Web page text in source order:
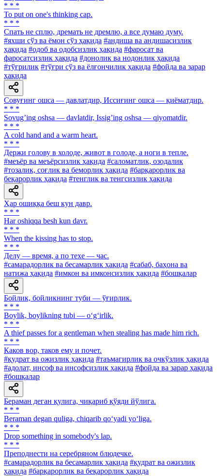
* * *
To put on one's thinking cap.
* * *
Спать не сплю, дремать не дремлю, а все думаю думу.
#яхши сўз ва ёмон сўз ҳақида #андиша ва андишасизлик
ҳақида #одоб ва одобсизлик ҳақида #фаросат ва
фаросатсизлик ҳақида #донолик ва нодонлик ҳақида
#тўғрилик #тўғри сўз ва ёлғончилик ҳақида #фойда ва зарар
ҳақида
Совуғинг ошса — давлатдир, Иссиғинг ошса — қиёматдир.
* * *
Sovugʼing oshsa — davlatdir, Issigʼing oshsa — qiyomatdir.
* * *
A cold hand and a warm heart.
* * *
Держи голову в холоде, живот в голоде, а ноги в тепле.
#меъёр ва меъёрсизлик ҳақида #саломатлик, озодалик
#тозалик, соғлик ва беморлик ҳақида #барқарорлик ва
беқарорлик ҳақида #тенглик ва тенгсизлик ҳақида
Ҳар ошиққа беш кун давр.
* * *
Har oshiqqa besh kun davr.
* * *
When the kissing has to stop.
* * *
Делу — время, а по техе — час.
#самарадорлик ва бесамарлик ҳақида #сабаб, баҳона ва
натижа ҳақида #имкон ва имконсизлик ҳақида #бошқалар
Бойлик, бойликнинг туби — ўғирлик.
* * *
Boylik, boylikning tubi — o‘g‘irlik.
* * *
A thief passes for a gentleman when stealing has made him rich.
* * *
Каков вор, таков ему и почет.
#қудрат ва ожизлик ҳақида #таъмагирлик ва очкўзлик ҳақида
#адолат, инсоф ва инсофсизлик ҳақида #фойда ва зарар ҳақида
#бошқалар
Бераман деган қулига, чиқариб қўяди йўлига.
* * *
Beraman degan quliga, chiqarib qo‘yadi yo‘liga.
* * *
Drop something in somebody's lap.
* * *
Преподнести на серебряном блюдечке.
#самарадорлик ва бесамарлик ҳақида #қудрат ва ожизлик
ҳақида #барқарорлик ва беқарорлик ҳақида